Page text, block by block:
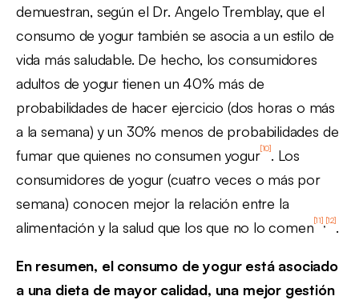
demuestran, según el Dr. Angelo Tremblay, que el
consumo de yogur también se asocia a un estilo de
vida más saludable. De hecho, los consumidores
adultos de yogur tienen un 40% más de
probabilidades de hacer ejercicio (dos horas o más
a la semana) y un 30% menos de probabilidades de
fumar que quienes no consumen yogur[10]. Los
consumidores de yogur (cuatro veces o más por
semana) conocen mejor la relación entre la
alimentación y la salud que los que no lo comen[11],[12].
En resumen, el consumo de yogur está asociado
a una dieta de mayor calidad, una mejor gestión